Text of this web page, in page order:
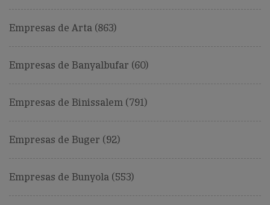
Empresas de Arta (863)
Empresas de Banyalbufar (60)
Empresas de Binissalem (791)
Empresas de Buger (92)
Empresas de Bunyola (553)